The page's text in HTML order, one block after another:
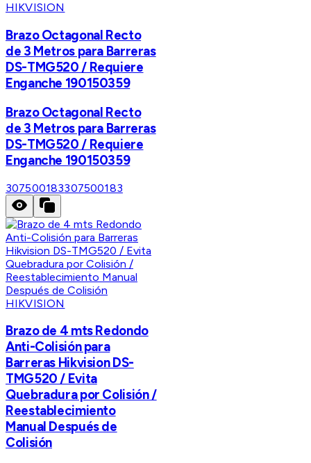
HIKVISION
Brazo Octagonal Recto
de 3 Metros para Barreras
DS-TMG520 / Requiere
Enganche 190150359
Brazo Octagonal Recto
de 3 Metros para Barreras
DS-TMG520 / Requiere
Enganche 190150359
307500183307500183
HIKVISION
Brazo de 4 mts Redondo
Anti-Colisión para
Barreras Hikvision DS-
TMG520 / Evita
Quebradura por Colisión /
Reestablecimiento
Manual Después de
Colisión